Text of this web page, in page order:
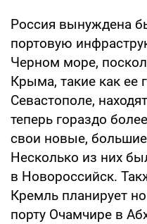
Россия вынуждена
портовую
Черном море,
Крыма, такие как ее
Севастополе,
теперь гораздо
свои новые,
Несколько из них
в Новороссийск.
Кремль планирует
порту Очамчире в